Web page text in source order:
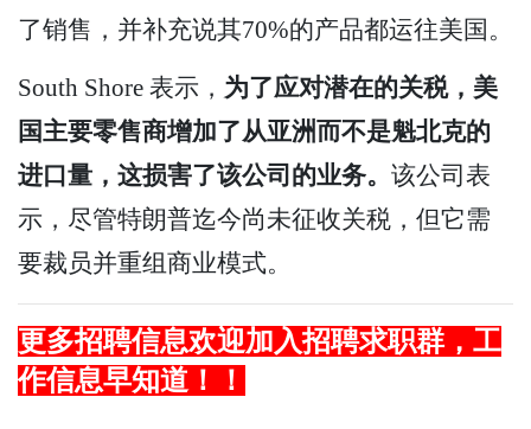
了销售，并补充说其70%的产品都运往美国。
South Shore 表示， 为了应对潜在的关税，美
国主要零售商增加了从亚洲而不是魁北克的
进口量，这损害了该公司的业务。 该公司表
示，尽管特朗普迄今尚未征收关税，但它需
要裁员并重组商业模式。
更多招聘信息欢迎加入招聘求职群， 工
作信息早知道！！